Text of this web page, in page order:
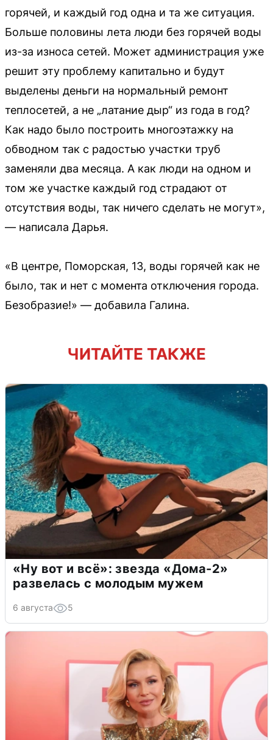
горячей, и каждый год одна и та же ситуация.
Больше половины лета люди без горячей воды
из-за износа сетей. Может администрация уже
решит эту проблему капитально и будут
выделены деньги на нормальный ремонт
теплосетей, а не „латание дыр“ из года в год?
Как надо было построить многоэтажку на
обводном так с радостью участки труб
заменяли два месяца. А как люди на одном и
том же участке каждый год страдают от
отсутствия воды, так ничего сделать не могут»,
— написала Дарья.
«В центре, Поморская, 13, воды горячей как не
было, так и нет с момента отключения города.
Безобразие!» — добавила Галина.
ЧИТАЙТЕ ТАКЖЕ
«Ну вот и всё»: звезда «Дома-2»
развелась с молодым мужем
6 августа 5